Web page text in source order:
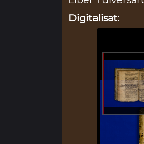
Digitalisat: